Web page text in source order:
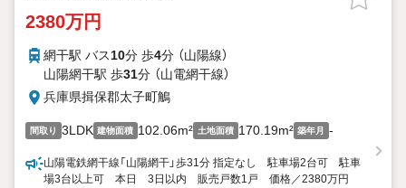
2380万円
網干駅 バス10分 歩4分 （山陽線）
山陽網干駅 歩31分 （山電網干線）
兵庫県揖保郡太子町鵤
間取り 3LDK 建物面積 102.06m² 土地面積 170.19m² 築年月 -
山陽電鉄網干線「山陽網干」歩31分 指定なし 駐車場2台可 駐車
場3台以上可 本日 3日以内 販売戸数1戸 価格／2380万円